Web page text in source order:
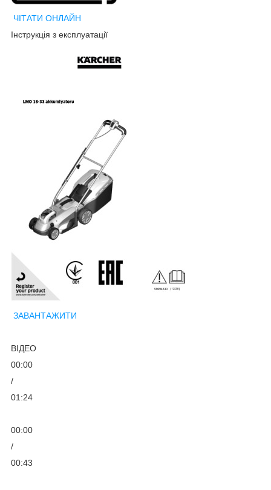
ЧІТАТИ ОНЛАЙН
Інструкція з експлуатації
ЗАВАНТАЖИТИ
ВІДЕО
00:00
/
01:24
00:00
/
00:43